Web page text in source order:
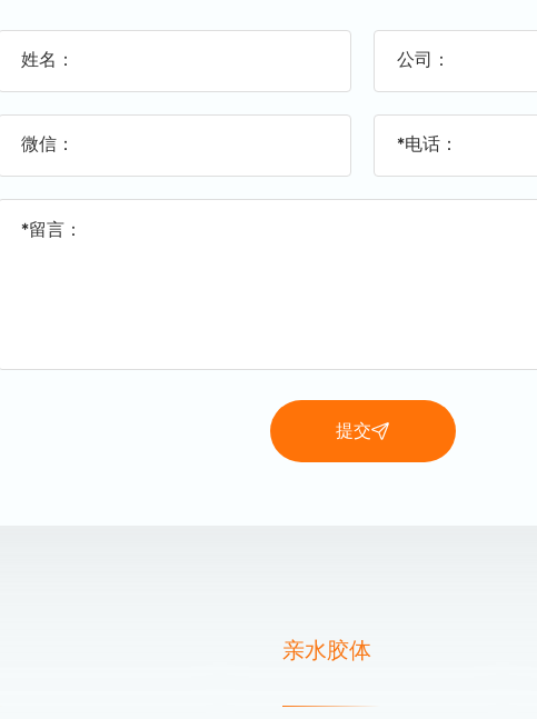
姓名： 公司：
微信： *电话：
*留言：
提交
亲水胶体